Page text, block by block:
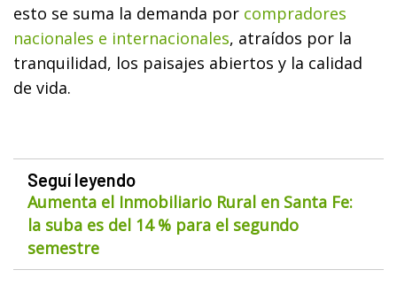
esto se suma la demanda por compradores
nacionales e internacionales, atraídos por la
tranquilidad, los paisajes abiertos y la calidad
de vida.
Seguí leyendo
Aumenta el Inmobiliario Rural en Santa Fe:
la suba es del 14 % para el segundo
semestre